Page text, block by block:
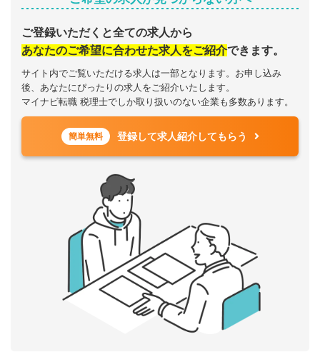
ご登録いただくと全ての求人から
あなたのご希望に合わせた求人をご紹介できます。
サイト内でご覧いただける求人は一部となります。お申し込み
後、あなたにぴったりの求人をご紹介いたします。
マイナビ転職 税理士でしか取り扱いのない企業も多数あります。
簡単無料 登録して求人紹介してもらう